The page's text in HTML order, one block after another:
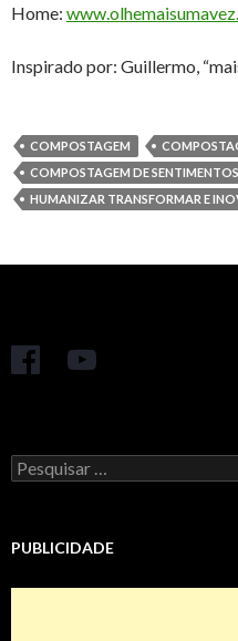
Home:
Inspirado por: Guillermo,
COMPOSTAGEM
COMPOSTAGEM DE SENTIMENTOS
HUMANIZAR TRANSFORMAR E
Pesquisar
por:
PUBLICIDADE